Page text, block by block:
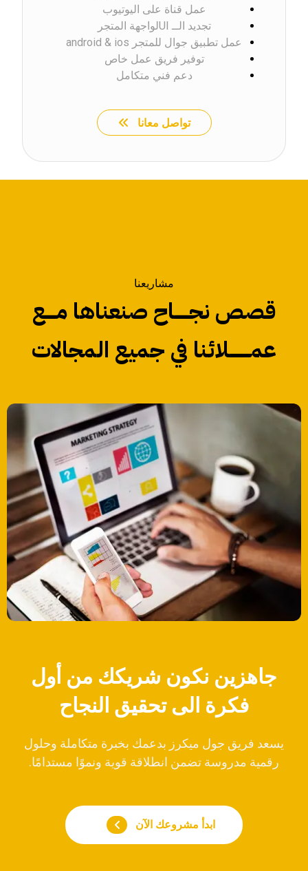
عمل قناة على اليوتيوب
تجديد الــ UIلواجهة المتجر
عمل تطبيق جوال للمتجر android & ios
توفير فريق عمل خاص
دعم فني متكامل
تواصل معانا
مشاريعنا
قصص نجـــــــاح صنعناها مـــــع
عمــــــــــلائنا في جميع المجالات
جاهزين نكون شريكك من أول
فكرة الى تحقيق النجاح
يسعد فريق جول ميكرز بدعمك بخبرة متكاملة وحلول
رقمية مدروسة تضمن انطلاقة قوية ونموًا مستدامًا.
ابدأ مشروعك الآن